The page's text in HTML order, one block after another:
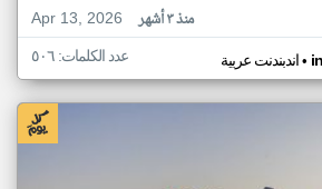
Apr 13, 2026
منذ ٣ أشهر
اندبندنت عربية• عدد الكلمات: ٥٠٦